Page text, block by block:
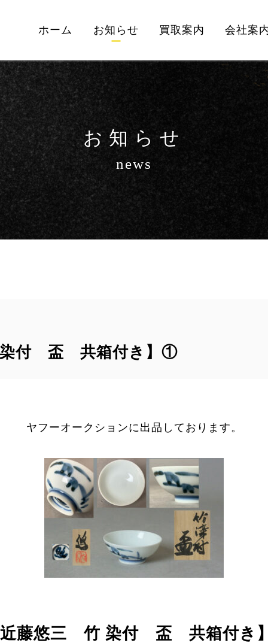
ホーム お知らせ 買取案内 会社案
お知らせ
news
付 盃 共箱付き】①
ヤフーオークションに出品しております。
藤悠三 竹 染付 盃 共箱付き